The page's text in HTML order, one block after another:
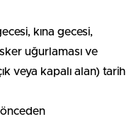
kına gecesi,
uğurlaması ve
veya kapalı alan) tarih